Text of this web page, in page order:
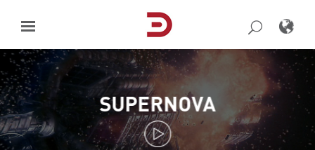
content
SUPERNOVA